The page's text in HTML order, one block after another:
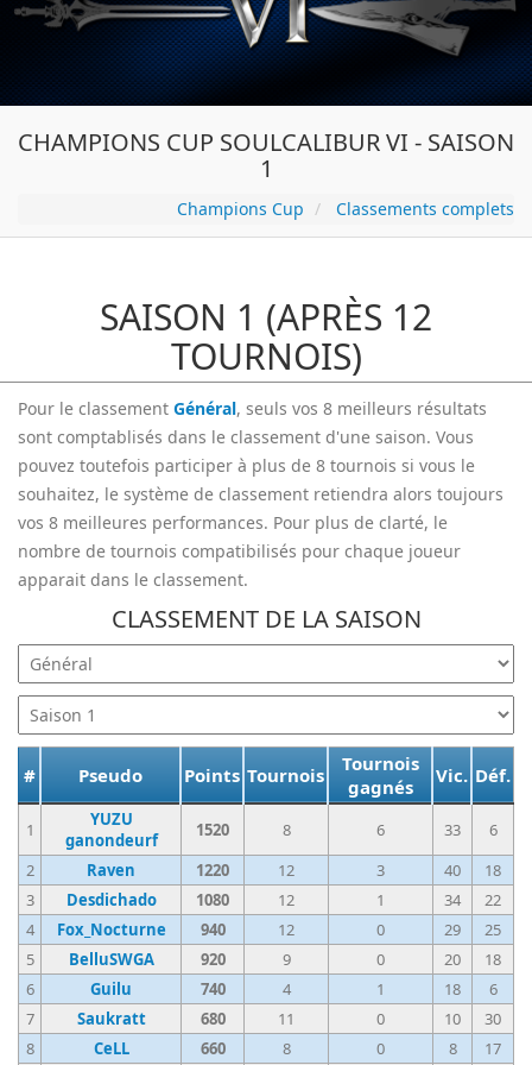
CHAMPIONS CUP SOULCALIBUR VI - SAISON
1
Champions Cup Classements complets
SAISON 1 (APRÈS 12
TOURNOIS)
Pour le classement Général, seuls vos 8 meilleurs résultats
sont comptablisés dans le classement d'une saison. Vous
pouvez toutefois participer à plus de 8 tournois si vous le
souhaitez, le système de classement retiendra alors toujours
vos 8 meilleures performances. Pour plus de clarté, le
nombre de tournois compatibilisés pour chaque joueur
apparait dans le classement.
CLASSEMENT DE LA SAISON
# Pseudo Points Tournois
Tournois
gagnés
Vic. Déf.
1
YUZU
ganondeurf
1520 8 6 33
6
2
Raven 1220 12 3 40
18
3
Desdichado 1080 12 1 34
22
4
Fox_Nocturne 940 12 0 29
25
5
BelluSWGA 920 9 0 20
18
6
Guilu 740 4 1 18
6
7
Saukratt 680 11 0 10
30
8
CeLL 660 8 0 8 17